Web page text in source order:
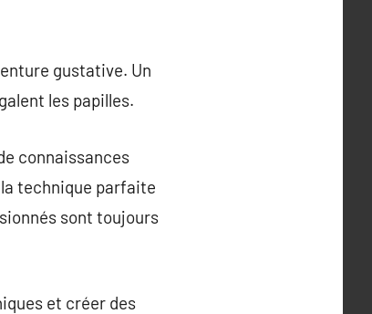
gustative. Un
les papilles.
connaissances
technique parfaite
sont toujours
et créer des